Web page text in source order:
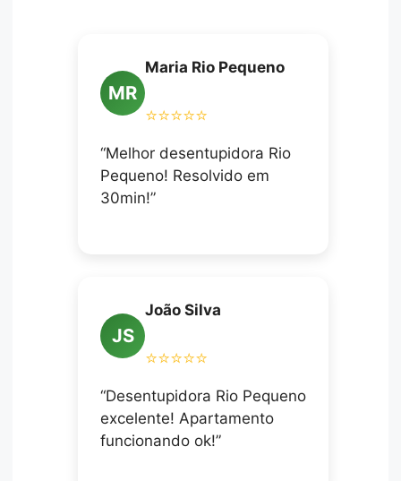
MR
Maria Rio Pequeno
⭐⭐⭐⭐⭐
“Melhor desentupidora Rio
Pequeno! Resolvido em
30min!”
JS
João Silva
⭐⭐⭐⭐⭐
“Desentupidora Rio Pequeno
excelente! Apartamento
funcionando ok!”